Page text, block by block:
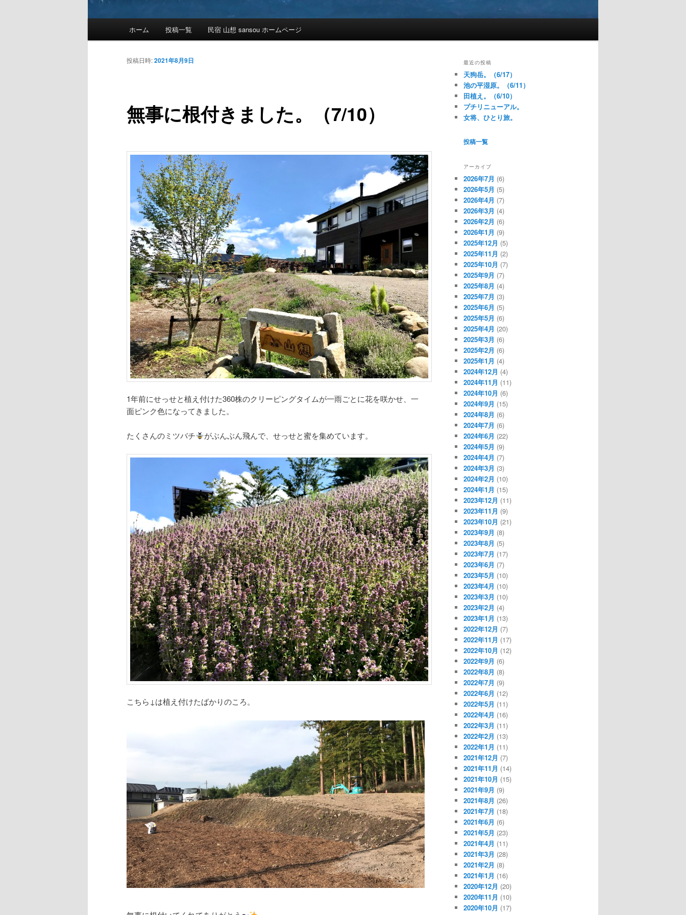
メ
イ
コ
テ
ン
ツ
へ
移
動
ホーム 投稿一覧 民宿 山想 sansou ホームページ
無事に根付きました。（7/10）
投稿日時:2021年8月9日
1年前にせっせと植え付けた360株のクリーピングタイムが一雨ごとに花を咲かせ、一
面ピンク色になってきました。
たくさんのミツバチ がぶんぶん飛んで、せっせと蜜を集めています。
こちら↓は植え付けたばかりのころ。
最近の投稿
天狗岳。（6/17）
池の平湿原。（6/11）
田植え。（6/10）
プチリニューアル。
女将、ひとり旅。
投稿一覧
アーカイブ
2026年7月 (6)
2026年5月 (5)
2026年4月 (7)
2026年3月 (4)
2026年2月 (6)
2026年1月 (9)
2025年12月 (5)
2025年11月 (2)
2025年10月 (7)
2025年9月 (7)
2025年8月 (4)
2025年7月 (3)
2025年6月 (5)
2025年5月 (6)
2025年4月 (20)
2025年3月 (6)
2025年2月 (6)
2025年1月 (4)
2024年12月 (4)
2024年11月 (11)
2024年10月 (6)
2024年9月 (15)
2024年8月 (6)
2024年7月 (6)
2024年6月 (22)
2024年5月 (9)
2024年4月 (7)
2024年3月 (3)
2024年2月 (10)
2024年1月 (15)
2023年12月 (11)
2023年11月 (9)
2023年10月 (21)
2023年9月 (8)
2023年8月 (5)
2023年7月 (17)
2023年6月 (7)
2023年5月 (10)
2023年4月 (10)
2023年3月 (10)
2023年2月 (4)
2023年1月 (13)
2022年12月 (7)
2022年11月 (17)
2022年10月 (12)
2022年9月 (6)
2022年8月 (8)
2022年7月 (9)
2022年6月 (12)
2022年5月 (11)
2022年4月 (16)
2022年3月 (11)
2022年2月 (13)
2022年1月 (11)
2021年12月 (7)
2021年11月 (14)
2021年10月 (15)
2021年9月 (9)
2021年8月 (26)
2021年7月 (18)
2021年6月 (6)
2021年5月 (23)
2021年4月 (11)
2021年3月 (28)
2021年2月 (8)
2021年1月 (16)
2020年12月 (20)
2020年11月 (10)
2020年10月 (17)